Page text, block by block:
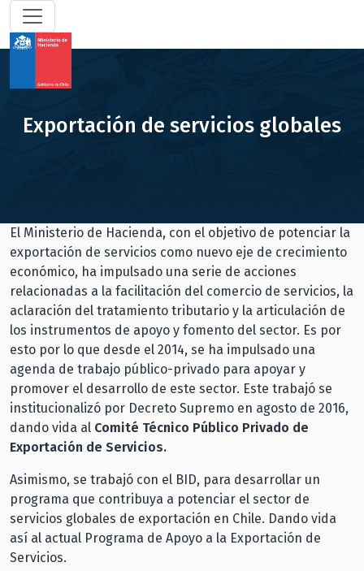
Exportación de servicios globales
El Ministerio de Hacienda, con el objetivo de potenciar la
exportación de servicios como nuevo eje de crecimiento
económico, ha impulsado una serie de acciones
relacionadas a la facilitación del comercio de servicios, la
aclaración del tratamiento tributario y la articulación de
los instrumentos de apoyo y fomento del sector. Es por
esto por lo que desde el 2014, se ha impulsado una
agenda de trabajo público-privado para apoyar y
promover el desarrollo de este sector. Este trabajó se
institucionalizó por Decreto Supremo en agosto de 2016,
dando vida al Comité Técnico Público Privado de
Exportación de Servicios.
Asimismo, se trabajó con el BID, para desarrollar un
programa que contribuya a potenciar el sector de
servicios globales de exportación en Chile. Dando vida
así al actual Programa de Apoyo a la Exportación de
Servicios.